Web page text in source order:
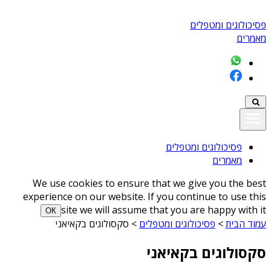
פסיכולוגים ומטפלים
מאמרים
פסיכולוגים ומטפלים
מאמרים
We use cookies to ensure that we give you the best
experience on our website. If you continue to use this
site we will assume that you are happy with it
ОК
עמוד הבית> פסיכולוגים ומטפלים > סקסולוגים בקאיאני
סקסולוגים בקאיאני